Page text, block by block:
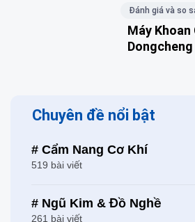
Đánh giá và so
Máy Khoan
Chuyên đề nổi bật
# Cẩm Nang Cơ Khí
519 bài viết
# Ngũ Kim & Đồ Nghề
261 bài viết